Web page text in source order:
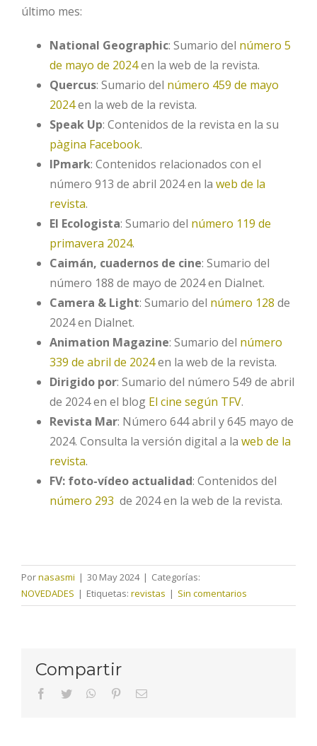
último mes:
National Geographic: Sumario del número 5
de mayo de 2024en la web de la revista.
Quercus: Sumario del número 459 de mayo
2024en la web de la revista.
Speak Up: Contenidos de la revista en la su
pàgina Facebook.
IPmark: Contenidos relacionados con el
número 913 de abril 2024 en la web de la
revista.
El Ecologista: Sumario del número 119 de
primavera 2024.
Caimán, cuadernos de cine: Sumario del
número 188 de mayo de 2024 en Dialnet.
Camera & Light: Sumario del número 128 de
2024 en Dialnet.
Animation Magazine: Sumario del número
339 de abril de 2024en la web de la revista.
Dirigido por: Sumario del número 549 de abril
de 2024 en el blog El cine según TFV.
Revista Mar: Número 644 abril y 645 mayo de
2024. Consulta la versión digital a la web de la
revista.
FV: foto-vídeo actualidad: Contenidos del
número 293 de 2024 en la web de la revista.
Pornasasmi | 30 May 2024 | Categorías:
NOVEDADES | Etiquetas: revistas | Sin comentarios
Compartir
facebooktwitter whatsapppinterestCorreo